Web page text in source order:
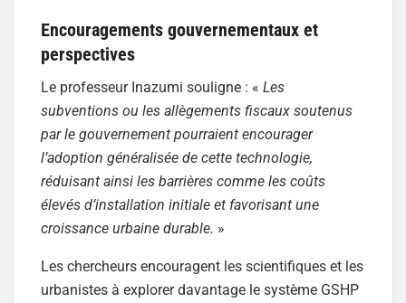
Encouragements gouvernementaux et
perspectives
Le professeur Inazumi souligne : « Les
subventions ou les allègements fiscaux soutenus
par le gouvernement pourraient encourager
l’adoption généralisée de cette technologie,
réduisant ainsi les barrières comme les coûts
élevés d’installation initiale et favorisant une
croissance urbaine durable. »
Les chercheurs encouragent les scientifiques et les
urbanistes à explorer davantage le système GSHP